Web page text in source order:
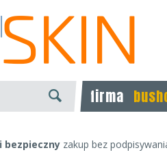
firma
bezpiecznyzakup bez